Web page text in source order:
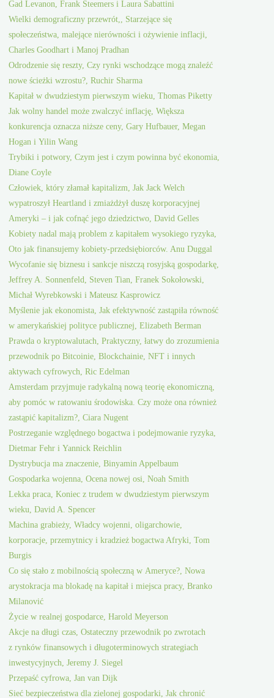
Gad Levanon, Frank Steemers i Laura Sabattini
Wielki demograficzny przewrót,, Starzejące się
społeczeństwa, malejące nierówności i ożywienie inflacji,
Charles Goodhart i Manoj Pradhan
Odrodzenie się reszty, Czy rynki wschodzące mogą znaleźć
nowe ścieżki wzrostu?, Ruchir Sharma
Kapitał w dwudziestym pierwszym wieku, Thomas Piketty
Jak wolny handel może zwalczyć inflację, Większa
konkurencja oznacza niższe ceny, Gary Hufbauer, Megan
Hogan i Yilin Wang
Trybiki i potwory, Czym jest i czym powinna być ekonomia,
Diane Coyle
Człowiek, który złamał kapitalizm, Jak Jack Welch
wypatroszył Heartland i zmiażdżył duszę korporacyjnej
Ameryki – i jak cofnąć jego dziedzictwo, David Gelles
Kobiety nadal mają problem z kapitałem wysokiego ryzyka,
Oto jak finansujemy kobiety-przedsiębiorców. Anu Duggal
Wycofanie się biznesu i sankcje niszczą rosyjską gospodarkę,
Jeffrey A. Sonnenfeld, Steven Tian, Franek Sokołowski,
Michał Wyrebkowski i Mateusz Kasprowicz
Myślenie jak ekonomista, Jak efektywność zastąpiła równość
w amerykańskiej polityce publicznej, Elizabeth Berman
Prawda o kryptowalutach, Praktyczny, łatwy do zrozumienia
przewodnik po Bitcoinie, Blockchainie, NFT i innych
aktywach cyfrowych, Ric Edelman
Amsterdam przyjmuje radykalną nową teorię ekonomiczną,
aby pomóc w ratowaniu środowiska. Czy może ona również
zastąpić kapitalizm?, Ciara Nugent
Postrzeganie względnego bogactwa i podejmowanie ryzyka,
Dietmar Fehr i Yannick Reichlin
Dystrybucja ma znaczenie, Binyamin Appelbaum
Gospodarka wojenna, Ocena nowej osi, Noah Smith
Lekka praca, Koniec z trudem w dwudziestym pierwszym
wieku, David A. Spencer
Machina grabieży, Władcy wojenni, oligarchowie,
korporacje, przemytnicy i kradzież bogactwa Afryki, Tom
Burgis
Co się stało z mobilnością społeczną w Ameryce?, Nowa
arystokracja ma blokadę na kapitał i miejsca pracy, Branko
Milanović
Życie w realnej gospodarce, Harold Meyerson
Akcje na długi czas, Ostateczny przewodnik po zwrotach
z rynków finansowych i długoterminowych strategiach
inwestycyjnych, Jeremy J. Siegel
Przepaść cyfrowa, Jan van Dijk
Sieć bezpieczeństwa dla zielonej gospodarki, Jak chronić